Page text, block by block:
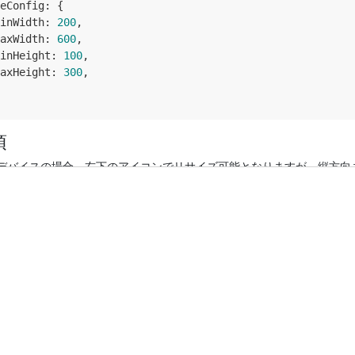
: {
: 200,
: 600,
: 100,
: 300,
バイスの場合、右下のアイコンでリサイズ可能となりますが、縦方